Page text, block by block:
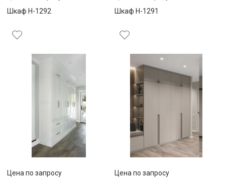
Шкаф Н-1292
Шкаф Н-1291
Цена по запросу
Цена по запросу